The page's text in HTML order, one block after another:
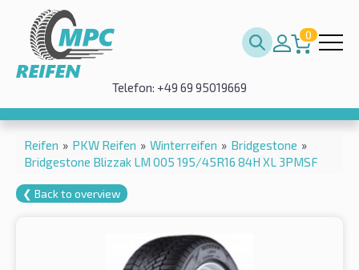
0
Telefon: +49 69 95019669
Reifen » PKW Reifen » Winterreifen » Bridgestone »
Bridgestone Blizzak LM 005 195/45R16 84H XL 3PMSF
❮ Back to overview